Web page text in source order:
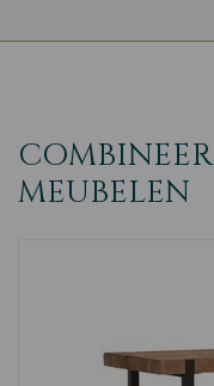
MEUBELEN